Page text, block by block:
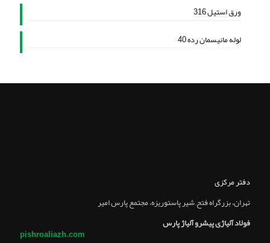
ورق استیل 316
لوله مانیسمان رده 40
دفتر مرکزی
تهران، بزرگراه فتح, شير پاستوريزه، مجتمع پارس امير
فولاد آلیاژی پیشرو آلیاژ پارس
pishroaliazh.com